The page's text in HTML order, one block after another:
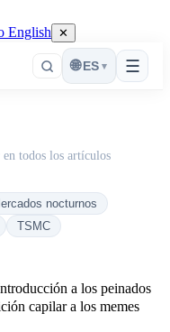
English ✕
☰
🌐 ES ▾
en todos los artículos
nocturnos
TSMC
a los peinados
capilar a los memes